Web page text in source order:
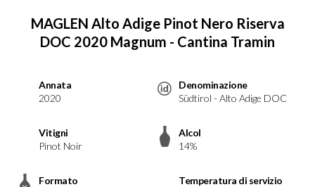
MAGLEN Alto Adige Pinot Nero Riserva
DOC 2020 Magnum - Cantina Tramin
Annata
2020
Denominazione
Südtirol - Alto Adige DOC
Vitigni
Pinot Noir
Alcol
14%
Formato
Temperatura di servizio